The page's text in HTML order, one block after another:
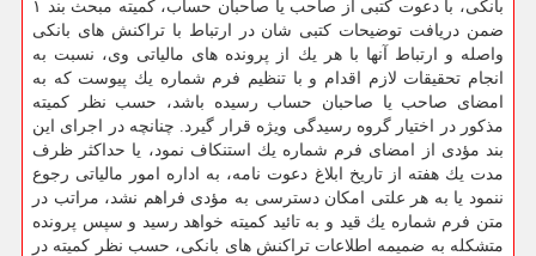
بانكی، با دعوت كتبی از صاحب یا صاحبان حساب، كمیته مبحث بند ۱
ضمن دریافت توضیحات كتبی شان در ارتباط با تراكنش های بانكی
واصله و ارتباط آنها با هر یك از پرونده های مالیاتی وی، نسبت به
انجام تحقیقات لازم اقدام و با تنظیم فرم شماره یك پیوست كه به
امضای صاحب یا صاحبان حساب رسیده باشد، حسب نظر كمیته
مذكور در اختیار گروه رسیدگی ویژه قرار گیرد. چنانچه در اجرای این
بند مؤدی از امضای فرم شماره یك استنكاف نمود، یا حداكثر ظرف
مدت یك هفته از تاریخ ابلاغ دعوت نامه، به اداره امور مالیاتی رجوع
ننمود یا به هر علتی امكان دسترسی به مؤدی فراهم نشد، مراتب در
متن فرم شماره یك قید و به تائید كمیته خواهد رسید و سپس پرونده
متشكله به ضمیمه اطلاعات تراكنش های بانكی، حسب نظر كمیته در